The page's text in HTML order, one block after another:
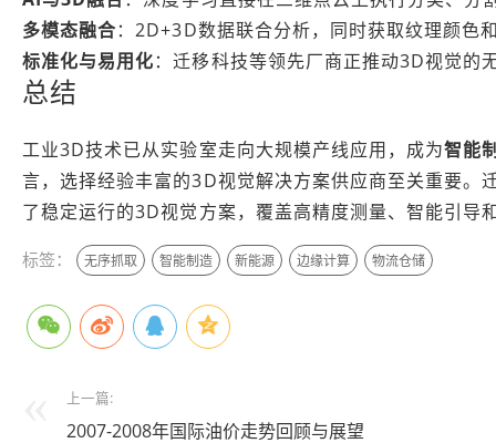
多模态融合：2D+3D数据联合分析，同时获取纹理颜色
标准化与易用化：迁移科技等领先厂商正推动3D视觉的
总结
工业3D技术已从实验室走向大规模产线应用，成为智能
言，选择经验丰富的3D视觉解决方案供应商至关重要
了稳定运行的3D视觉方案，覆盖高精度测量、智能引导
标签： 无序抓取 智能制造 新能源 边缘计算 物流仓储
上一篇:
2007-2008年国际油价走势回顾与展望